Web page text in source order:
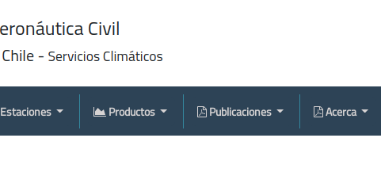
Estaciones Productos Publicaciones Acerca